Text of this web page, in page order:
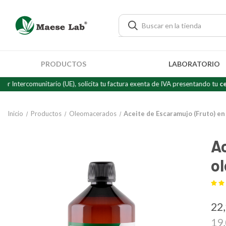
PRODUCTOS LABORATORIO
(UE), solicita tu factura exenta de IVA presentando tu
Inicio Productos Oleomacerados Aceite de Escaramujo (Fruto)